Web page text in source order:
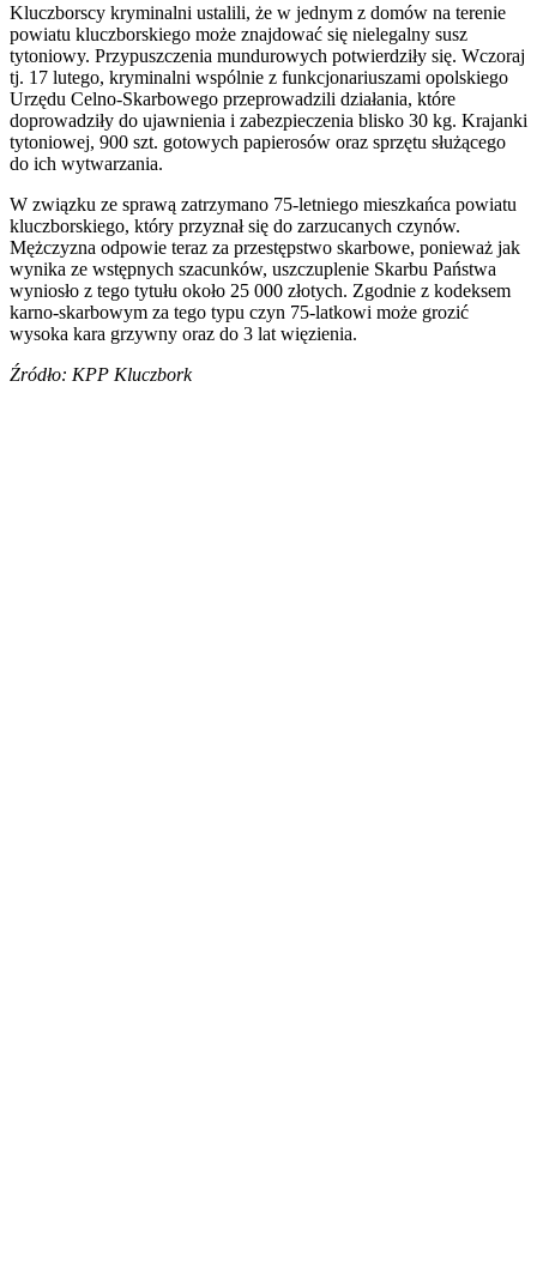
Kluczborscy kryminalni ustalili, że w jednym z domów na terenie
powiatu kluczborskiego może znajdować się nielegalny susz
tytoniowy. Przypuszczenia mundurowych potwierdziły się. Wczoraj
tj. 17 lutego, kryminalni wspólnie z funkcjonariuszami opolskiego
Urzędu Celno-Skarbowego przeprowadzili działania, które
doprowadziły do ujawnienia i zabezpieczenia blisko 30 kg. Krajanki
tytoniowej, 900 szt. gotowych papierosów oraz sprzętu służącego
do ich wytwarzania.
W związku ze sprawą zatrzymano 75-letniego mieszkańca powiatu
kluczborskiego, który przyznał się do zarzucanych czynów.
Mężczyzna odpowie teraz za przestępstwo skarbowe, ponieważ jak
wynika ze wstępnych szacunków, uszczuplenie Skarbu Państwa
wyniosło z tego tytułu około 25 000 złotych. Zgodnie z kodeksem
karno-skarbowym za tego typu czyn 75-latkowi może grozić
wysoka kara grzywny oraz do 3 lat więzienia.
Źródło: KPP Kluczbork